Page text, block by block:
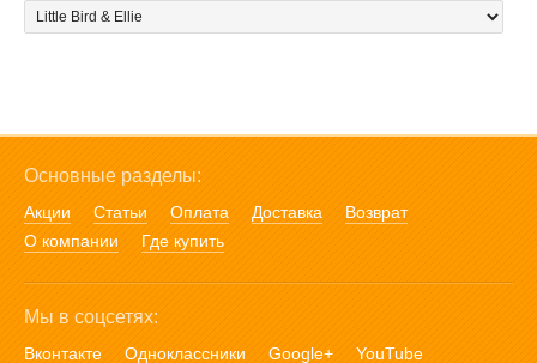
Основные разделы:
Акции Статьи Оплата Доставка
Возврат
О компании
Где купить
Мы в соцсетях:
Вконтакте Одноклассники Google+ YouTube